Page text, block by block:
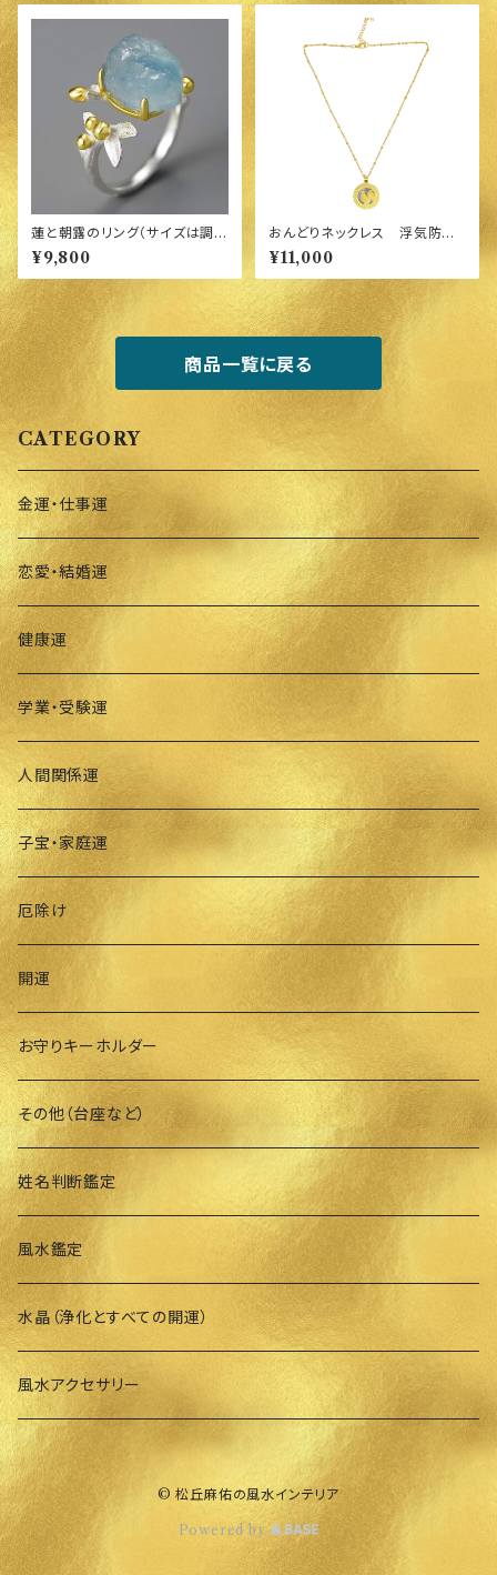
蓮と朝露のリング（サイズは調整
可能なもの)
¥9,800
おんどりネックレス 浮気防
止 夫婦円満 人間関係 社
交運アップ
¥11,000
商品一覧に戻る
CATEGORY
金運・仕事運
恋愛・結婚運
健康運
学業・受験運
人間関係運
子宝・家庭運
厄除け
開運
お守りキーホルダー
その他（台座など）
姓名判断鑑定
風水鑑定
水晶（浄化とすべての開運）
風水アクセサリー
© 松丘麻佑の風水インテリア
Powered by